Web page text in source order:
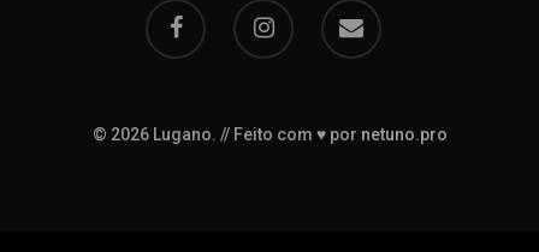
© 2026 Lugano. // Feito com ♥ por netuno.pro